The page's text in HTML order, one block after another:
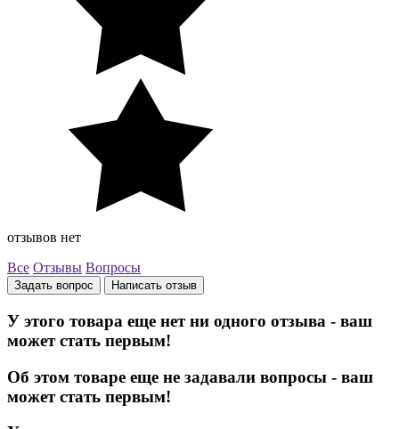
отзывов нет
Все Отзывы Вопросы
Задать вопрос Написать отзыв
У этого товара еще нет ни одного отзыва - ваш
может стать первым!
Об этом товаре еще не задавали вопросы - ваш
может стать первым!